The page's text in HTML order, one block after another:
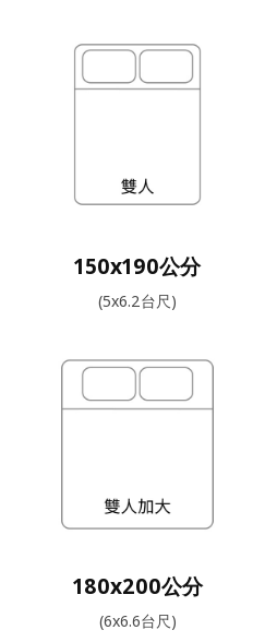
150x190公分
(5x6.2台尺)
180x200公分
(6x6.6台尺)